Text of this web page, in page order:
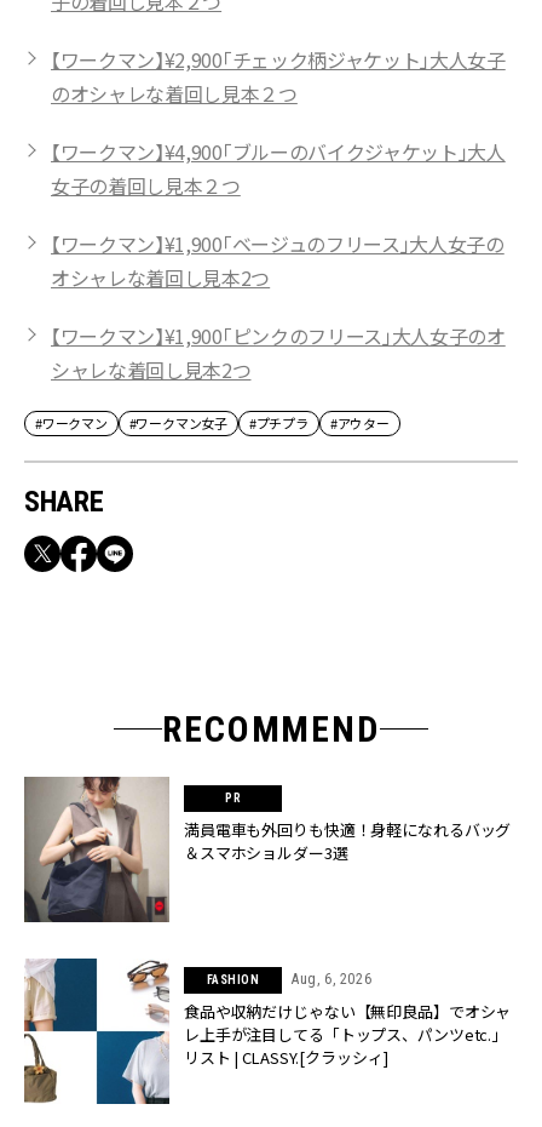
【ワークマン】¥2,900「チェック柄ジャケット」大人女子
のオシャレな着回し見本２つ
【ワークマン】¥4,900「ブルーのバイクジャケット」大人
女子の着回し見本２つ
【ワークマン】¥1,900「ベージュのフリース」大人女子の
オシャレな着回し見本2つ
【ワークマン】¥1,900「ピンクのフリース」大人女子のオ
シャレな着回し見本2つ
#ワークマン #ワークマン女子 #プチプラ #アウター
SHARE
RECOMMEND
満員電車も外回りも快適！身軽になれるバッグ
＆スマホショルダー3選
FASHION Aug, 6, 2026
食品や収納だけじゃない【無印良品】でオシャ
レ上手が注目してる「トップス、パンツetc.」
リスト | CLASSY.[クラッシィ]